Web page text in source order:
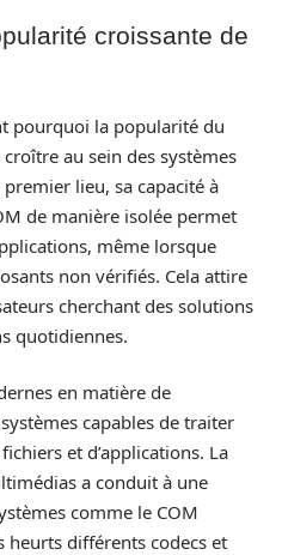
croissante de
pourquoi la popularité du
au sein des systèmes
lieu, sa capacité à
de manière isolée permet
même lorsque
non vérifiés. Cela attire
cherchant des solutions
quotidiennes.
en matière de
capables de traiter
et d’applications. La
a conduit à une
comme le COM
heurts différents codecs et